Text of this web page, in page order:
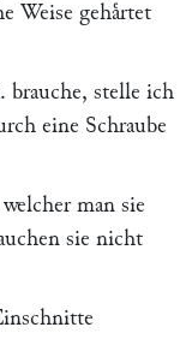
Weise gehaͤrtet
brauche, stelle ich
eine Schraube
man sie
sie nicht